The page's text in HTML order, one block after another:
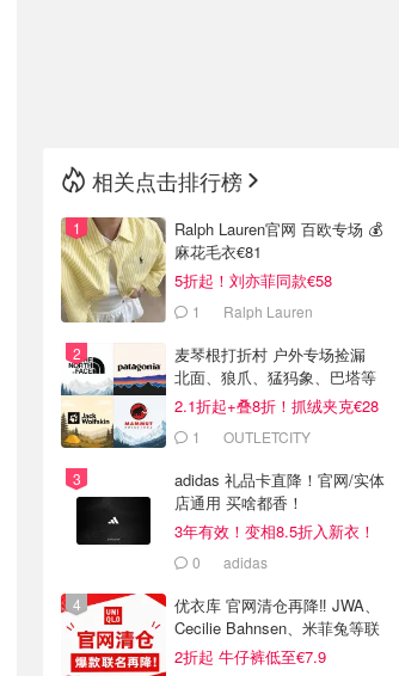
相关点击排行榜
Ralph Lauren官网 百欧专场 💰
麻花毛衣€81
5折起！刘亦菲同款€58
1 Ralph Lauren
麦琴根打折村 户外专场捡漏
北面、狼爪、猛犸象、巴塔等
2.1折起+叠8折！抓绒夹克€28
1
OUTLETCITY
adidas 礼品卡直降！官网/实体
店通用 买啥都香！
3年有效！变相8.5折入新衣！
0 adidas
优衣库 官网清仓再降‼️ JWA、
Cecilie Bahnsen、米菲兔等联
名
2折起 牛仔裤低至€7.9